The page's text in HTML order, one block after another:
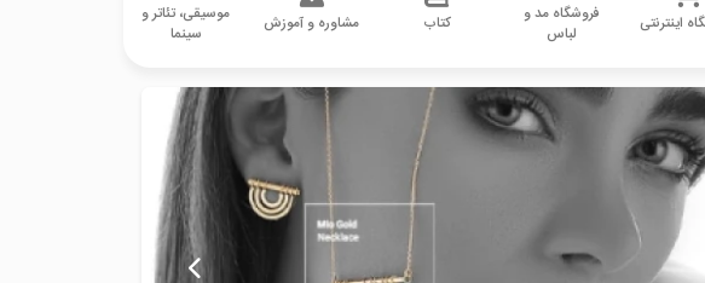
اینترنتی
فروشگاه مد و
لباس
کتاب مشاوره و آموزش
موسیقی، تئاتر و
سینما